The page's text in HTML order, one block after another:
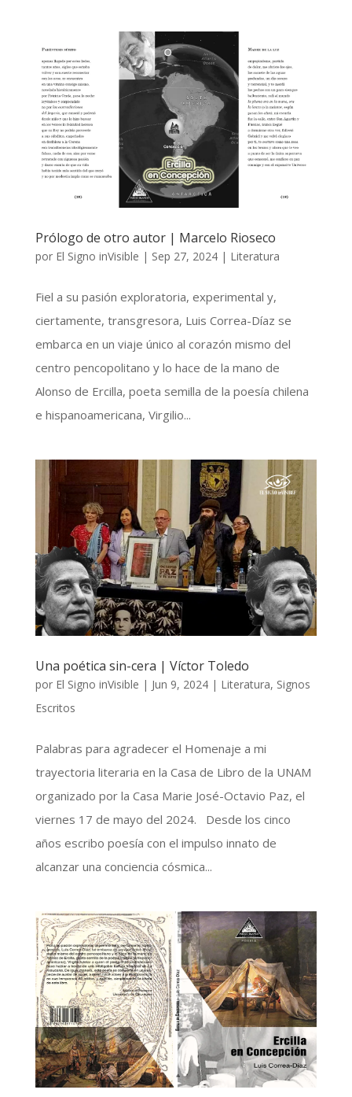
Prólogo de otro autor | Marcelo Rioseco
por El Signo inVisible | Sep 27, 2024| Literatura
Fiel a su pasión exploratoria, experimental y,
ciertamente, transgresora, Luis Correa-Díaz se
embarca en un viaje único al corazón mismo del
centro pencopolitano y lo hace de la mano de
Alonso de Ercilla, poeta semilla de la poesía chilena
e hispanoamericana, Virgilio...
Una poética sin-cera | Víctor Toledo
por El Signo inVisible | Jun 9, 2024| Literatura, Signos
Escritos
Palabras para agradecer el Homenaje a mi
trayectoria literaria en la Casa de Libro de la UNAM
organizado por la Casa Marie José-Octavio Paz, el
viernes 17 de mayo del 2024. Desde los cinco
años escribo poesía con el impulso innato de
alcanzar una conciencia cósmica...